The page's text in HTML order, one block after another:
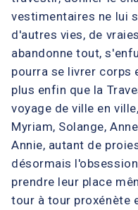
vestimentaires ne lui
d'autres vies, de
abandonne tout,
pourra se livrer corps
plus enfin que la
voyage de ville en
Myriam, Solange,
Annie, autant de
désormais
prendre leur place
tour à tour proxénète